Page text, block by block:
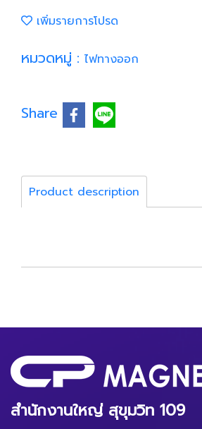
เพิ่มรายการโปรด
หมวดหมู่ : ไฟทางออก
Share
Product description
สำนักงานใหญ่ สุขุมวิท 109